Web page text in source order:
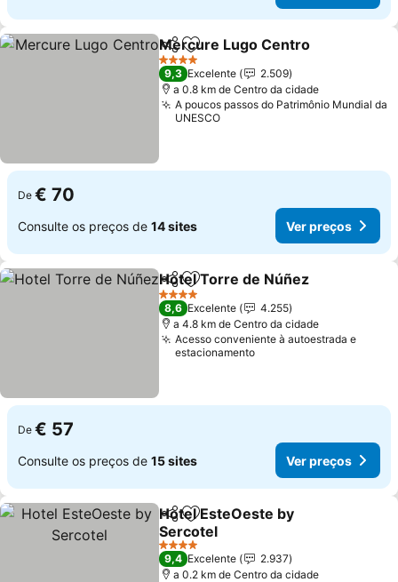
PartilharAdicionar aos favoritos
Mercure Lugo Centro
4 Estrelas
9,3 Excelente
2.509
a 0.8 km de Centro da cidade
A poucos passos do Patrimônio Mundial da
UNESCO
De € 70
Consulte os preços de 14 sites Ver preços
PartilharAdicionar aos favoritos
Hotel Torre de Núñez
4 Estrelas
8,6 Excelente
4.255
a 4.8 km de Centro da cidade
Acesso conveniente à autoestrada e
estacionamento
De € 57
Consulte os preços de 15 sites Ver preços
PartilharAdicionar aos favoritos
Hotel EsteOeste by
Sercotel
Ver preços
4 Estrelas
9,4 Excelente
2.937
a 0.2 km de Centro da cidade